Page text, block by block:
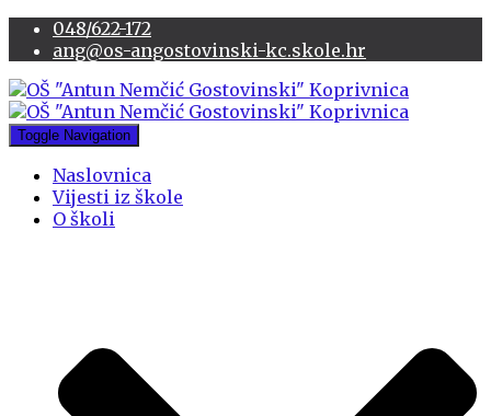
048/622-172
ang@os-angostovinski-kc.skole.hr
Toggle Navigation
Naslovnica
Vijesti iz škole
O školi